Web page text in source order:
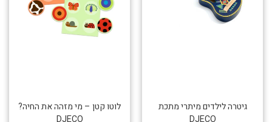
גיטרה לילדים מיתרי מתכת
DJECO
לוטו קטן – מי מזהה את החיה?
DJECO